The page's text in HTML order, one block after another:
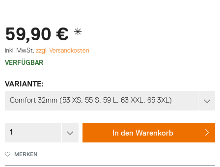
59,90 € *
inkl. MwSt. zzgl. Versandkosten
VERFÜGBAR
VARIANTE:
In den Warenkorb
MERKEN